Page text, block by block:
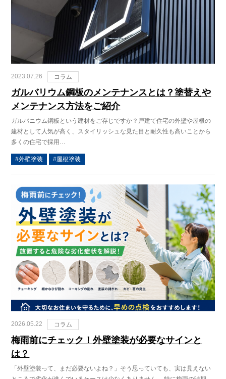
2023.07.26 コラム
ガルバリウム鋼板のメンテナンスとは？塗替えや
メンテナンス方法をご紹介
ガルバニウム鋼板という建材をご存じですか？戸建て住宅の外壁や屋根の
建材として人気が高く、スタイリッシュな見た目と耐久性も高いことから
多くの住宅で採用…
外壁塗装 屋根塗装
2026.05.22 コラム
梅雨前にチェック！外壁塗装が必要なサインと
は？
「外壁塗装って、まだ必要ないよね？」そう思っていても、実は見えない